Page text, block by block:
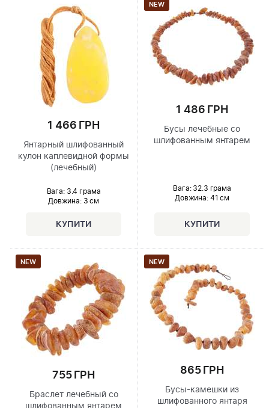
1 466 ГРН
Янтарный шлифованный
кулон каплевидной формы
(лечебный)
Вага: 3.4 грама
Довжина:3 см
NEW
1 486 ГРН
Бусы лечебные со
шлифованным янтарем
Вага: 32.3 грама
Довжина:41 см
NEW
755 ГРН
Браслет лечебный со
шлифованным янтарем
NEW
865 ГРН
Бусы-камешки из
шлифованного янтаря